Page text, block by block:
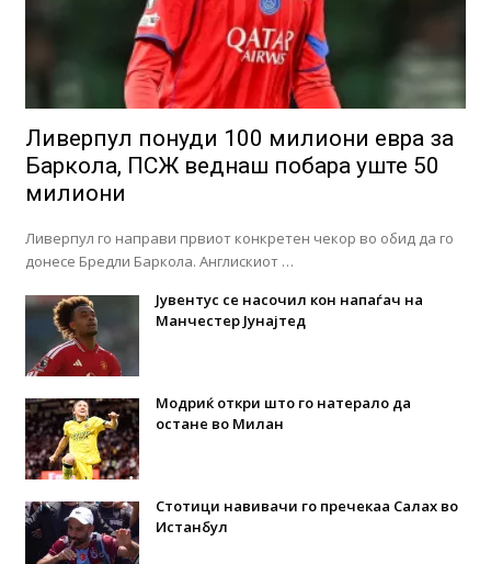
Ливерпул понуди 100 милиони евра за
Баркола, ПСЖ веднаш побара уште 50
милиони
Ливерпул го направи првиот конкретен чекор во обид да го
донесе Бредли Баркола. Англискиот …
Јувентус се насочил кон напаѓач на
Манчестер Јунајтед
Модриќ откри што го натерало да
остане во Милан
Стотици навивачи го пречекаа Салах во
Истанбул